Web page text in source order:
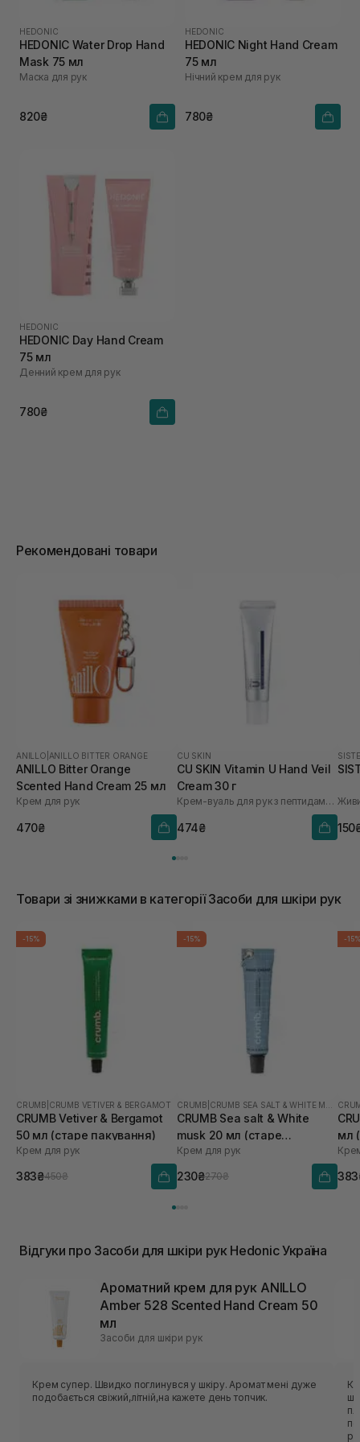
HEDONIC
HEDONIC Water Drop Hand
Mask 75 мл
Маска для рук
820₴
HEDONIC
HEDONIC Night Hand Cream
75 мл
Нічний крем для рук
780₴
HEDONIC
HEDONIC Day Hand Cream
75 мл
Денний крем для рук
780₴
Рекомендовані товари
ANILLO ANILLO BITTER ORANGE
ANILLO Bitter Orange
Scented Hand Cream 25 мл
Крем для рук
470₴
CU SKIN
CU SKIN Vitamin U Hand Veil
Cream 30 г
Крем-вуаль для рук з пептидами та волюфіліном
474₴
Товари зі знижками в категорії Засоби для шкіри рук
-15%
CRUMB CRUMB VETIVER & BERGAMOT
CRUMB Vetiver & Bergamot
50 мл (старе пакування)
Крем для рук
383₴450₴
-15%
CRUMB
CRUMB Sea salt & White
musk 20 мл (старе
пакування)
Крем для рук
230₴270₴
-
мл
Відгуки про Засоби для шкіри рук Hedonic Україна
Ароматний крем для рук ANILLO
Amber 528 Scented Hand Cream 50
мл
Засоби для шкіри рук
Крем супер. Швидко поглинувся у шкіру. Аромат мені дуже
подобається свіжий,літній,на кажете день топчик.